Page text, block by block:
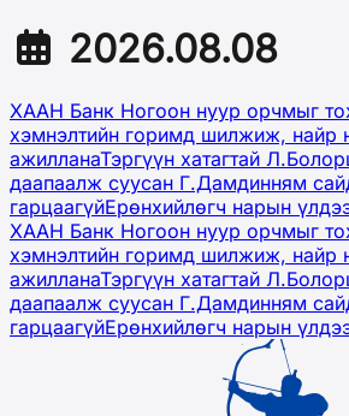
2026.08.08
ХААН Банк Ногоон нуур орчмыг
хэмнэлтийн горимд шилжиж, найр
ажилланаТэргүүн хатагтай
даапаалж суусан Г.Дамдинням
гарцаагүйЕрөнхийлөгч нарын
ХААН Банк Ногоон нуур орчмыг
хэмнэлтийн горимд шилжиж, найр
ажилланаТэргүүн хатагтай
даапаалж суусан Г.Дамдинням
гарцаагүйЕрөнхийлөгч нарын